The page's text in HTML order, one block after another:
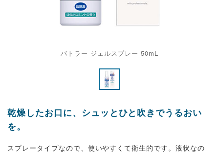
バトラー ジェルスプレー 50mL
乾燥したお口に、シュッとひと吹きでうるおい
を。
スプレータイプなので、使いやすくて衛生的です。液状なの